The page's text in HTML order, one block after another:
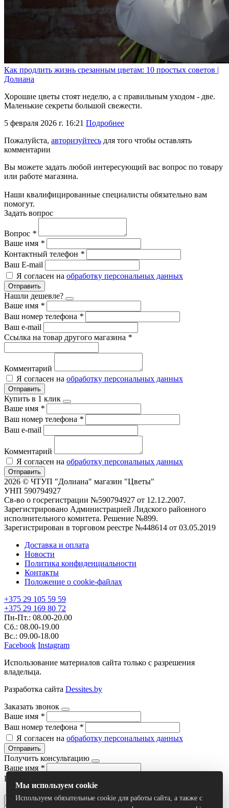
Как продлить жизнь срезанным цветам: 10 простых советов |
Долиана
Хорошие цветы стоят неделю, а с правильным уходом - две.
Маленькие секреты большой свежести.
5 февраля 2026 г. 16:21 Подробнее
Пожалуйста, авторизуйтесь для того чтобы оставлять
комментарии
Вы можете задать любой интересующий вас вопрос по товару
или работе магазина.
Наши квалифицированные специалисты обязательно вам
помогут.
Задать вопрос
Вопрос *
Ваше имя *
Контактный телефон *
Ваш E-mail
Я согласен на обработку персональных данных
Отправить
Нашли дешевле?
Ваше имя *
Ваш номер телефона *
Ваш e-mail
Ссылка на товар другого магазина *
Комментарий
Я согласен на обработку персональных данных
Отправить
Купить в 1 клик
Ваше имя *
Ваш номер телефона *
Ваш e-mail
Комментарий
Я согласен на обработку персональных данных
Отправить
2026 © ЧТУП "Долиана" магазин "Цветы"
УНП 590794927
Св-во о госрегистрации №590794927 от 12.12.2007.
Зарегистрировано Администрацией Лидского районного
исполнительного комитета. Решение №899.
Зарегистрирован в торговом реестре №448614 от 03.05.2019
Доставка и оплата
Новости
Политика конфиденциальности
Контакты
Положение о cookie-файлах
+375 29 105 59 59
+375 29 169 80 72
Пн-Пт.: 08.00-20.00
Сб.: 08.00-19.00
Вс.: 09.00-18.00
Facebook Instagram
Использование материалов сайта только с разрешения
владельца.
Разработка сайта Dessites.by
Заказать звонок
Ваше имя *
Ваш номер телефона *
Я согласен на обработку персональных данных
Отправить
Получить консультацию
Ваше имя *
Ваш номер телефона
Я согласен наобработку персональных данных
Отправить
Мы используем cookie
Используем обязательные cookie для работы сайта, а также с